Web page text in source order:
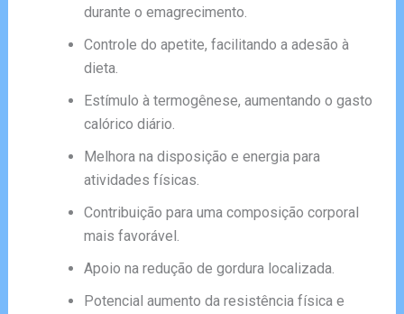
durante o emagrecimento.
Controle do apetite, facilitando a adesão à
dieta.
Estímulo à termogênese, aumentando o gasto
calórico diário.
Melhora na disposição e energia para
atividades físicas.
Contribuição para uma composição corporal
mais favorável.
Apoio na redução de gordura localizada.
Potencial aumento da resistência física e